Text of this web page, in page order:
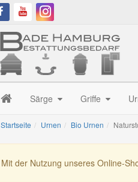
Särge Griffe
Startseite Urnen Bio Urnen
Mit der Nutzung unseres Online-